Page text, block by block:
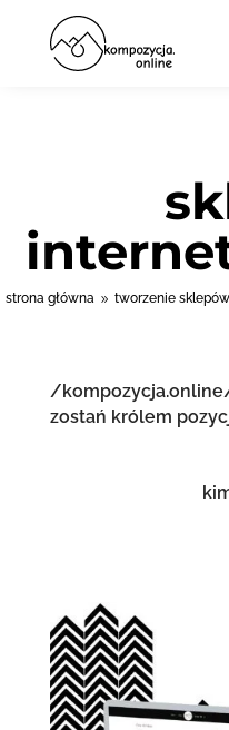
strona główna 9 tworzenie
/
zostań królem